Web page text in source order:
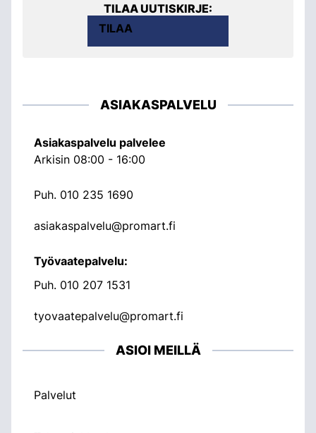
TILAA UUTISKIRJE:
TILAA
ASIAKASPALVELU
Asiakaspalvelu palvelee
Arkisin 08:00 - 16:00
Puh. 010 235 1690
asiakaspalvelu@promart.fi
Työvaatepalvelu:
Puh. 010 207 1531
tyovaatepalvelu@promart.fi
ASIOI MEILLÄ
Palvelut